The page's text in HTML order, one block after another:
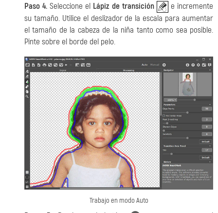
Paso 4. Seleccione el Lápiz de transición
e incremente
su tamaño. Utilice el deslizador de la escala para aumentar
el tamaño de la cabeza de la niña tanto como sea posible.
Pinte sobre el borde del pelo.
Trabajo en modo Auto